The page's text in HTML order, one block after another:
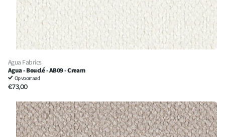
Agua Fabrics
Agua - Bouclé - AB09 - Cream
Op voorraad
€73,00